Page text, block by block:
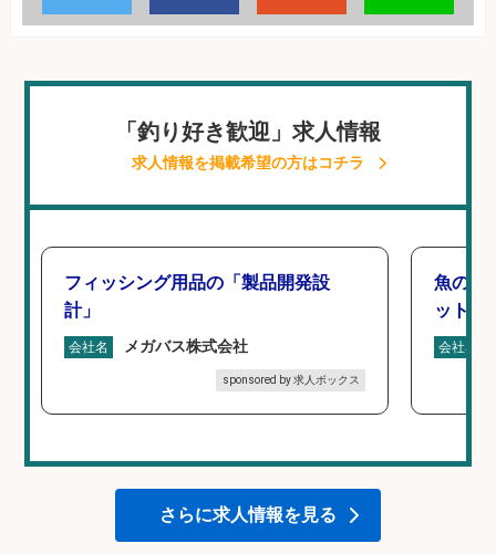
「釣り好き歓迎」求人情報
求人情報を掲載希望の方はコチラ
フィッシング用品の「製品開発設
計」
会社名 メガバス株式会社
sponsored by 求人ボックス
魚の「
ットを
会社名
さらに求人情報を見る